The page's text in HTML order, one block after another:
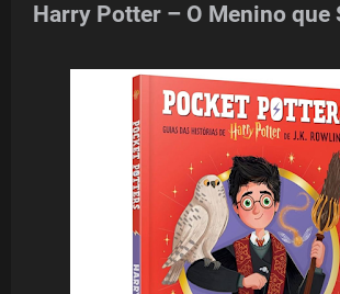
Harry Potter – O Menino que